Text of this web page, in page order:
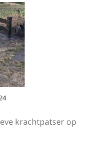
krachtpatser op